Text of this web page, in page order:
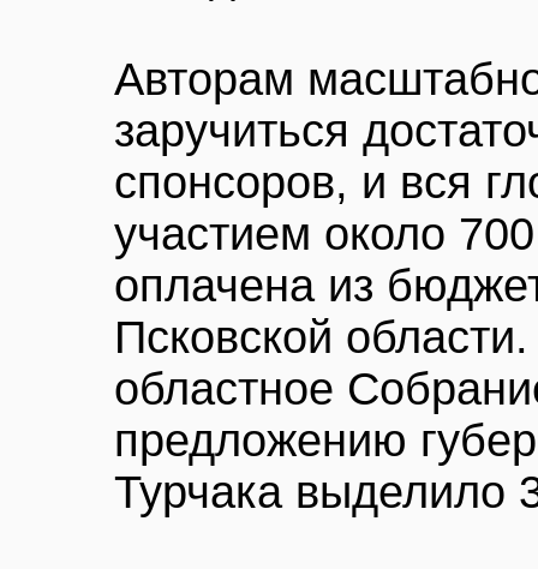
Авторам
заручиться
спонсоров, и вся
участием около
оплачена из
Псковской
областное
предложению
Турчака выделило